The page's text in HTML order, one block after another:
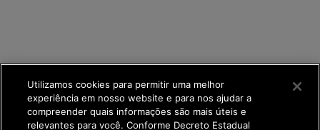
Utilizamos cookies para permitir uma melhor
experiência em nosso website e para nos ajudar a
compreender quais informações são mais úteis e
relevantes para você. Conforme Decreto Estadual